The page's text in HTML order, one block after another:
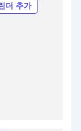
더 추가